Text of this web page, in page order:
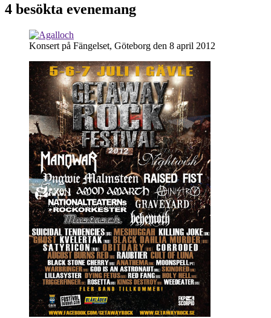
4 besökta evenemang
Konsert på Fängelset, Göteborg den 8 april 2012